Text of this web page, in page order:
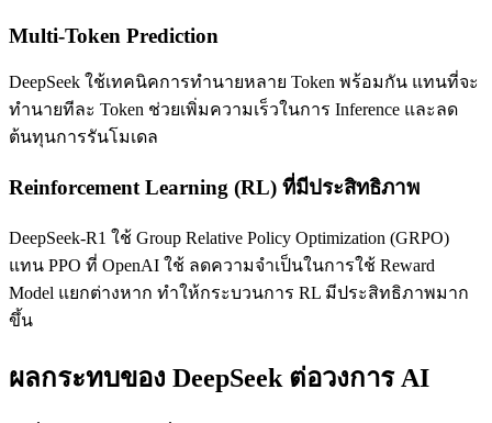
Multi-Token Prediction
DeepSeek ใช้เทคนิคการทำนายหลาย Token พร้อมกัน แทนที่จะ
ทำนายทีละ Token ช่วยเพิ่มความเร็วในการ Inference และลด
ต้นทุนการรันโมเดล
Reinforcement Learning (RL) ที่มีประสิทธิภาพ
DeepSeek-R1 ใช้ Group Relative Policy Optimization (GRPO)
แทน PPO ที่ OpenAI ใช้ ลดความจำเป็นในการใช้ Reward
Model แยกต่างหาก ทำให้กระบวนการ RL มีประสิทธิภาพมาก
ขึ้น
ผลกระทบของ DeepSeek ต่อวงการ AI